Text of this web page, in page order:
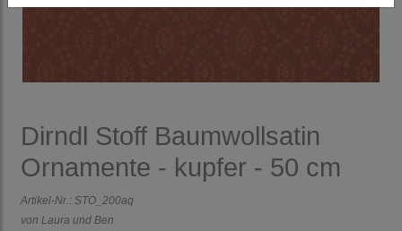
Dirndl Stoff Baumwollsatin
Ornamente - kupfer - 50 cm
Artikel-Nr.: STO_200aq
von Laura und Ben